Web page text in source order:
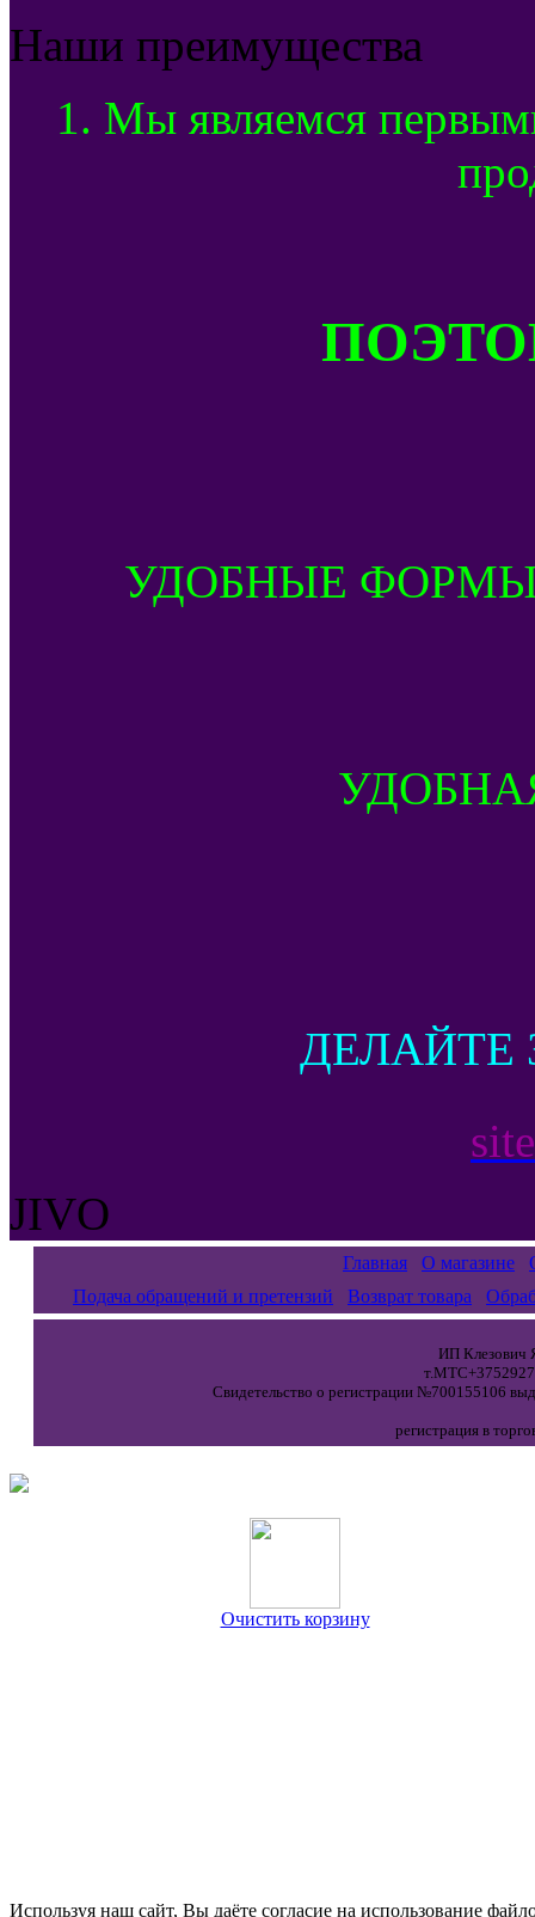
Наши преимущества
1. Мы являемся
УДОБНЫЕ
ДЕЛАЙТЕ
JIVO
Главная О магазине
Подача обращений и претензий
Возврат товара
ИП Клезович
Свидетельство о регистрации №700155106
регистрация в
Очистить корзину
Используя наш сайт, Вы даёте согласие на использование